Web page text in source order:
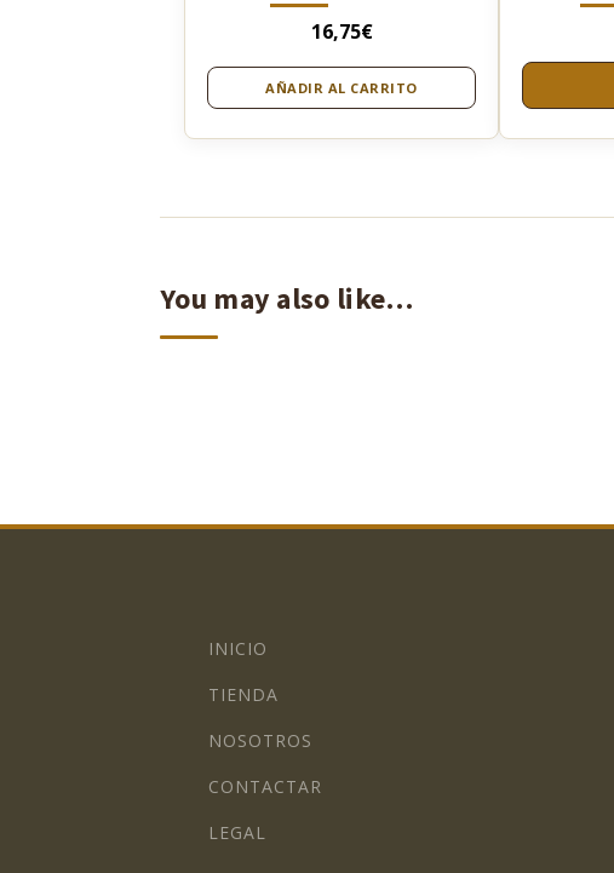
16,75€
AÑADIR AL CARRITO
You may also like…
INICIO
TIENDA
NOSOTROS
CONTACTAR
LEGAL